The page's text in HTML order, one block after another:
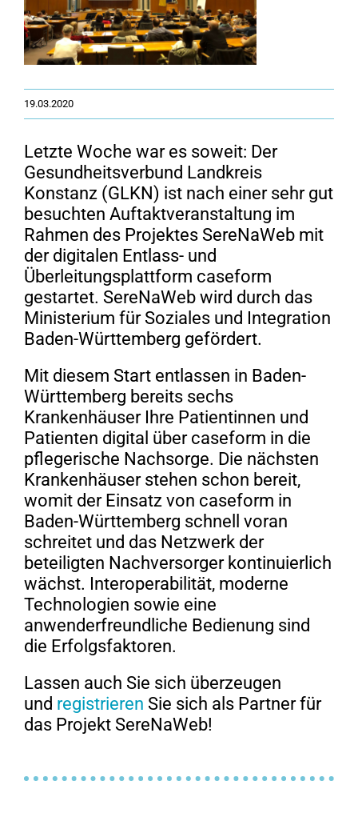
19.03.2020
Letzte Woche war es soweit: Der
Gesundheitsverbund Landkreis
Konstanz (GLKN) ist nach einer sehr gut
besuchten Auftaktveranstaltung im
Rahmen des Projektes SereNaWeb mit
der digitalen Entlass- und
Überleitungsplattform caseform
gestartet. SereNaWeb wird durch das
Ministerium für Soziales und Integration
Baden-Württemberg gefördert.
Mit diesem Start entlassen in Baden-
Württemberg bereits sechs
Krankenhäuser Ihre Patientinnen und
Patienten digital über caseform in die
pflegerische Nachsorge. Die nächsten
Krankenhäuser stehen schon bereit,
womit der Einsatz von caseform in
Baden-Württemberg schnell voran
schreitet und das Netzwerk der
beteiligten Nachversorger kontinuierlich
wächst. Interoperabilität, moderne
Technologien sowie eine
anwenderfreundliche Bedienung sind
die Erfolgsfaktoren.
Lassen auch Sie sich überzeugen
und registrieren Sie sich als Partner für
das Projekt SereNaWeb!